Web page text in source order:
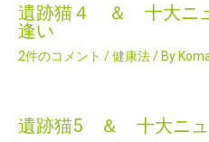
遺跡猫４ ＆ 十大ニ
逢い
2件のコメント /健康法/ By
遺跡猫5 ＆ 十大ニ